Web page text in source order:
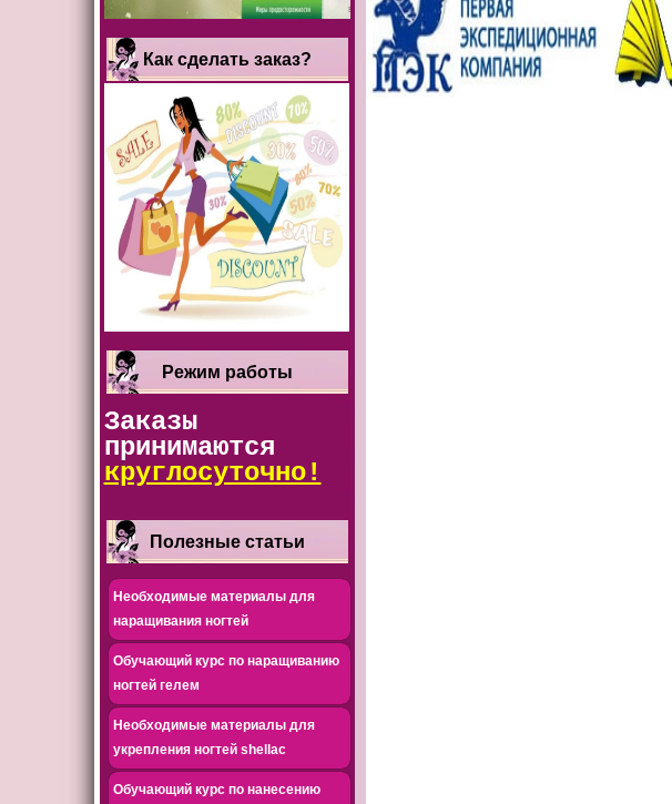
Как сделать заказ?
Режим работы
Заказы
принимаются
круглосуточно!
Полезные статьи
Необходимые материалы для
наращивания ногтей
Обучающий курс по наращиванию
ногтей гелем
Необходимые материалы для
укрепления ногтей shellac
Обучающий курс по нанесению